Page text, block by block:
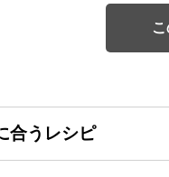
合うレシピ